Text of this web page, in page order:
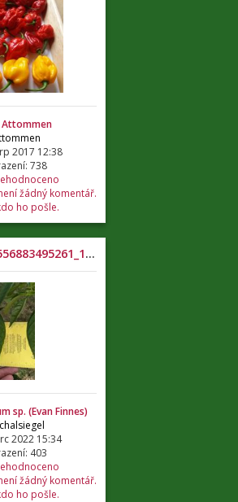
Attommen
2017 12:38
738
žádný komentář.
ho pošle.
sp. (Evan Finnes)
2022 15:34
403
žádný komentář.
ho pošle.